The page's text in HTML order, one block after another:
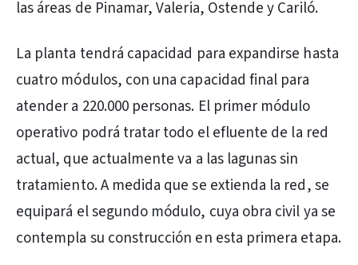
las áreas de Pinamar, Valeria, Ostende y Cariló.
La planta tendrá capacidad para expandirse hasta
cuatro módulos, con una capacidad final para
atender a 220.000 personas. El primer módulo
operativo podrá tratar todo el efluente de la red
actual, que actualmente va a las lagunas sin
tratamiento. A medida que se extienda la red, se
equipará el segundo módulo, cuya obra civil ya se
contempla su construcción en esta primera etapa.